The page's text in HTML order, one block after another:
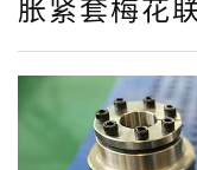
胀紧套梅花